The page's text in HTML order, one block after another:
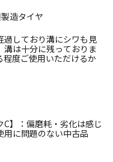
造タイヤ
過しており溝にシワも見
溝は十分に残っておりま
程度ご使用いただけるか
C】：偏磨耗・劣化は感じ
用に問題のない中古品